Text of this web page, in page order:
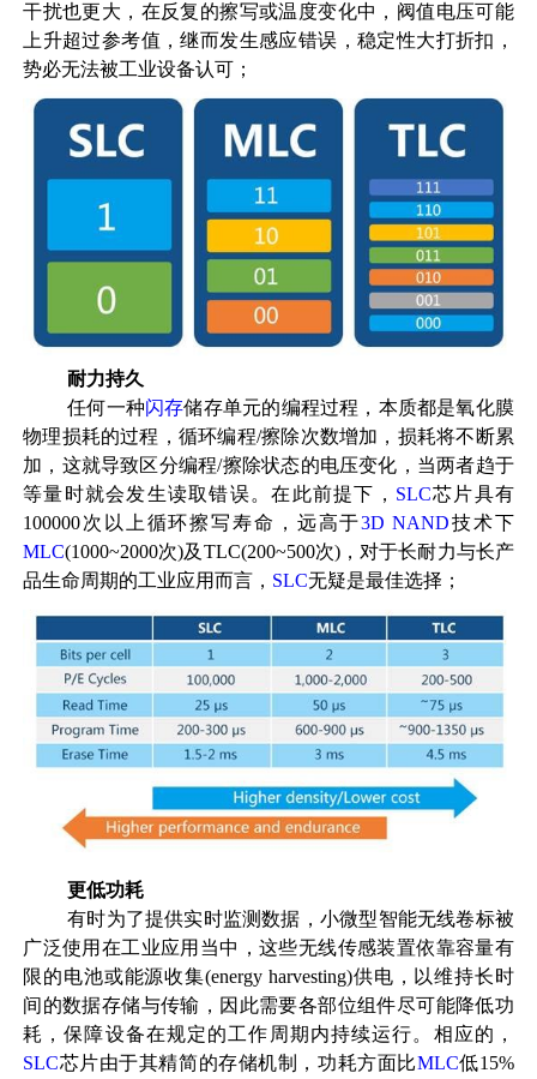
干扰也更大，在反复的擦写或温度变化中，阀值电压可能
上升超过参考值，继而发生感应错误，稳定性大打折扣，
势必无法被工业设备认可；
耐力持久
任何一种闪存储存单元的编程过程，本质都是氧化膜
物理损耗的过程，循环编程/擦除次数增加，损耗将不断累
加，这就导致区分编程/擦除状态的电压变化，当两者趋于
等量时就会发生读取错误。在此前提下， SLC芯片具有
100000次以上循环擦写寿命，远高于3D NAND技术下
MLC(1000~2000次)及 TLC(200~500次)，对于长耐力与长产
品生命周期的工业应用而言， SLC无疑是最佳选择；
更低功耗
有时为了提供实时监测数据，小微型智能无线卷标被
广泛使用在工业应用当中，这些无线传感装置依靠容量有
限的电池或能源收集(energy harvesting)供电，以维持长时
间的数据存储与传输，因此需要各部位组件尽可能降低功
耗，保障设备在规定的工作周期内持续运行。相应的，
SLC芯片由于其精简的存储机制，功耗方面比MLC低15%